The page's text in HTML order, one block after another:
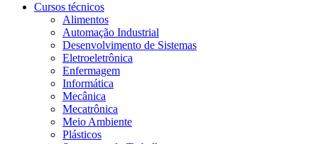
Cursos técnicos
Alimentos
Automação Industrial
Desenvolvimento de Sistemas
Eletroeletrônica
Enfermagem
Informática
Mecânica
Mecatrônica
Meio Ambiente
Plásticos